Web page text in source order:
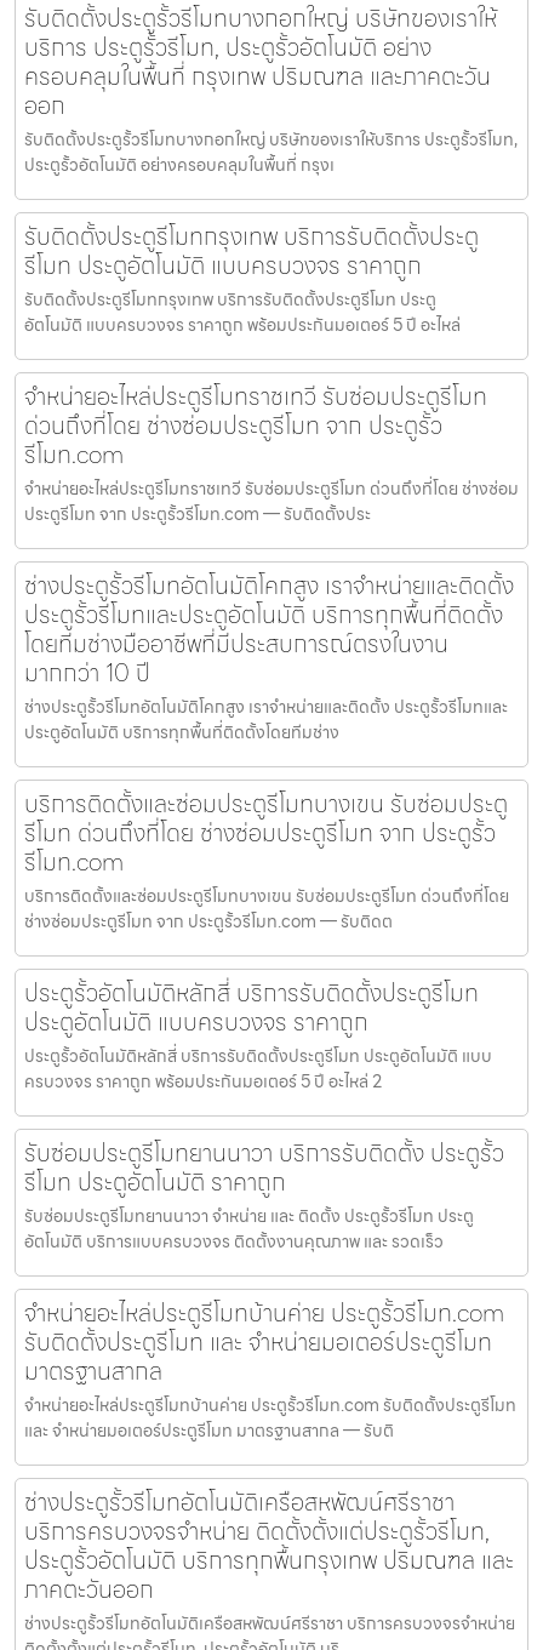
รับติดตั้งประตูรั้วรีโมทบางกอกใหญ่ บริษัทของเราให้
บริการ ประตูรั้วรีโมท, ประตูรั้วอัตโนมัติ อย่าง
ครอบคลุมในพื้นที่ กรุงเทพ ปริมณฑล และภาคตะวัน
ออก
รับติดตั้งประตูรั้วรีโมทบางกอกใหญ่ บริษัทของเราให้บริการ ประตูรั้วรีโมท,
ประตูรั้วอัตโนมัติ อย่างครอบคลุมในพื้นที่ กรุงเ
รับติดตั้งประตูรีโมทกรุงเทพ บริการรับติดตั้งประตู
รีโมท ประตูอัตโนมัติ แบบครบวงจร ราคาถูก
รับติดตั้งประตูรีโมทกรุงเทพ บริการรับติดตั้งประตูรีโมท ประตู
อัตโนมัติ แบบครบวงจร ราคาถูก พร้อมประกันมอเตอร์ 5 ปี อะไหล่
จำหน่ายอะไหล่ประตูรีโมทราชเทวี รับซ่อมประตูรีโมท
ด่วนถึงที่โดย ช่างซ่อมประตูรีโมท จาก ประตูรั้ว
รีโมท.com
จำหน่ายอะไหล่ประตูรีโมทราชเทวี รับซ่อมประตูรีโมท ด่วนถึงที่โดย ช่างซ่อม
ประตูรีโมท จาก ประตูรั้วรีโมท.com — รับติดตั้งประ
ช่างประตูรั้วรีโมทอัตโนมัติโคกสูง เราจำหน่ายและติดตั้ง
ประตูรั้วรีโมทและประตูอัตโนมัติ บริการทุกพื้นที่ติดตั้ง
โดยทีมช่างมืออาชีพที่มีประสบการณ์ตรงในงาน
มากกว่า 10 ปี
ช่างประตูรั้วรีโมทอัตโนมัติโคกสูง เราจำหน่ายและติดตั้ง ประตูรั้วรีโมทและ
ประตูอัตโนมัติ บริการทุกพื้นที่ติดตั้งโดยทีมช่าง
บริการติดตั้งและซ่อมประตูรีโมทบางเขน รับซ่อมประตู
รีโมท ด่วนถึงที่โดย ช่างซ่อมประตูรีโมท จาก ประตูรั้ว
รีโมท.com
บริการติดตั้งและซ่อมประตูรีโมทบางเขน รับซ่อมประตูรีโมท ด่วนถึงที่โดย
ช่างซ่อมประตูรีโมท จาก ประตูรั้วรีโมท.com — รับติดต
ประตูรั้วอัตโนมัติหลักสี่ บริการรับติดตั้งประตูรีโมท
ประตูอัตโนมัติ แบบครบวงจร ราคาถูก
ประตูรั้วอัตโนมัติหลักสี่ บริการรับติดตั้งประตูรีโมท ประตูอัตโนมัติ แบบ
ครบวงจร ราคาถูก พร้อมประกันมอเตอร์ 5 ปี อะไหล่ 2
รับซ่อมประตูรีโมทยานนาวา บริการรับติดตั้ง ประตูรั้ว
รีโมท ประตูอัตโนมัติ ราคาถูก
รับซ่อมประตูรีโมทยานนาวา จำหน่าย และ ติดตั้ง ประตูรั้วรีโมท ประตู
อัตโนมัติ บริการแบบครบวงจร ติดตั้งงานคุณภาพ และ รวดเร็ว
จำหน่ายอะไหล่ประตูรีโมทบ้านค่าย ประตูรั้วรีโมท.com
รับติดตั้งประตูรีโมท และ จำหน่ายมอเตอร์ประตูรีโมท
มาตรฐานสากล
จำหน่ายอะไหล่ประตูรีโมทบ้านค่าย ประตูรั้วรีโมท.com รับติดตั้งประตูรีโมท
และ จำหน่ายมอเตอร์ประตูรีโมท มาตรฐานสากล — รับติ
ช่างประตูรั้วรีโมทอัตโนมัติเครือสหพัฒน์ศรีราชา
บริการครบวงจรจำหน่าย ติดตั้งตั้งแต่ประตูรั้วรีโมท,
ประตูรั้วอัตโนมัติ บริการทุกพื้นกรุงเทพ ปริมณฑล และ
ภาคตะวันออก
ช่างประตูรั้วรีโมทอัตโนมัติเครือสหพัฒน์ศรีราชา บริการครบวงจรจำหน่าย